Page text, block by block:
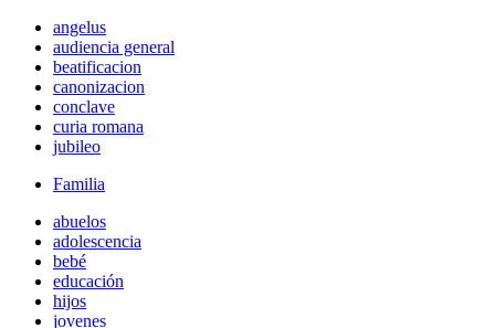
angelus
audiencia general
beatificacion
canonizacion
conclave
curia romana
jubileo
Familia
abuelos
adolescencia
bebé
educación
hijos
jovenes